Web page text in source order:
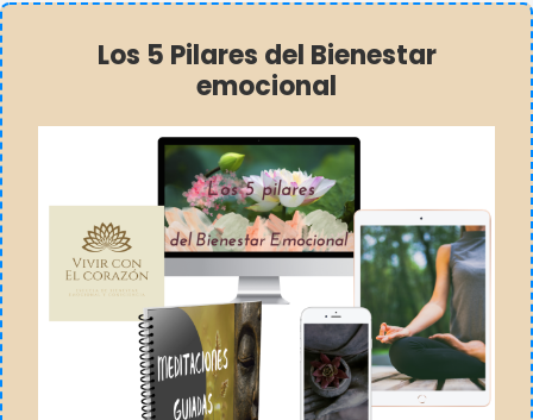
Los 5 Pilares del Bienestar
emocional